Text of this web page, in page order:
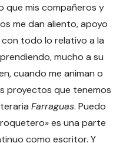
que mis compañeros y
me dan aliento, apoyo
todo lo relativo a la
mucho a su
cuando me animan o
proyectos que tenemos
Farraguas. Puedo
es una parte
como escritor. Y